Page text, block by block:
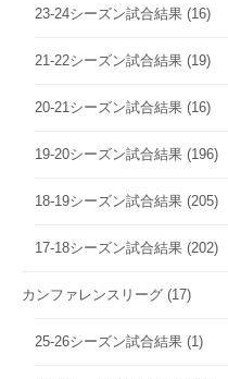
23-24シーズン試合結果 (16)
21-22シーズン試合結果 (19)
20-21シーズン試合結果 (16)
19-20シーズン試合結果 (196)
18-19シーズン試合結果 (205)
17-18シーズン試合結果 (202)
カンファレンスリーグ (17)
25-26シーズン試合結果 (1)